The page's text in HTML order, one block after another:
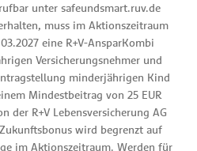
unter safeundsmart.ruv.de
muss im Aktionszeitraum
eine R+V-AnsparKombi
Versicherungsnehmer und
minderjährigen Kind
Mindestbeitrag von 25 EUR
der R+V Lebensversicherung AG
wird begrenzt auf
im Aktionszeitraum. Werden für